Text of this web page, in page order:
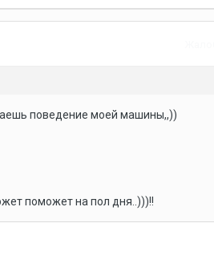
поведение моей машины,,))
поможет на пол дня..)))!!